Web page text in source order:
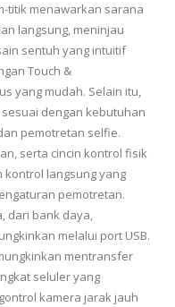
titik menawarkan sarana
langsung, meninjau
sentuh yang intuitif
Touch &
yang mudah. Selain itu,
dengan kebutuhan
pemotretan selfie.
serta cincin kontrol fisik
kontrol langsung yang
pemotretan.
dari bank daya,
melalui port USB.
mentransfer
seluler yang
kamera jarak jauh